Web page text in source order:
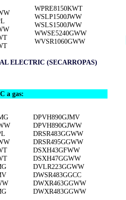
WPRE8150KWT
WSLP1500JWW
WSLS1500JWW
WWSE5240GWW
WVSR1060GWW
ELECTRIC (SECARROPAS)
a gas:
DPVH890GJMV
DPVH890GJWW
DRSR483GGWW
DRSR495GGWW
DSXH43GFWW
DSXH47GGWW
DVLR223GGWW
DWSR483GGCC
DWXR463GGWW
DWXR483GGWW